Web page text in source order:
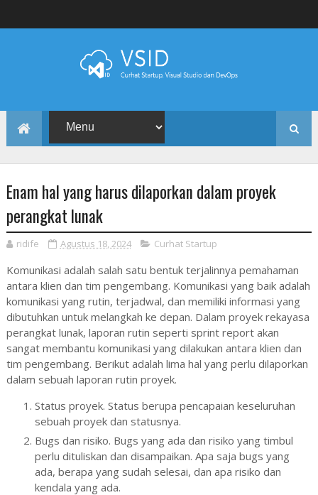
Enam hal yang harus dilaporkan dalam proyek
perangkat lunak
ridife Agustus 18, 2024 Curhat Startup
Komunikasi adalah salah satu bentuk terjalinnya pemahaman
antara klien dan tim pengembang. Komunikasi yang baik adalah
komunikasi yang rutin, terjadwal, dan memiliki informasi yang
dibutuhkan untuk melangkah ke depan. Dalam proyek rekayasa
perangkat lunak, laporan rutin seperti sprint report akan
sangat membantu komunikasi yang dilakukan antara klien dan
tim pengembang. Berikut adalah lima hal yang perlu dilaporkan
dalam sebuah laporan rutin proyek.
Status proyek. Status berupa pencapaian keseluruhan
sebuah proyek dan statusnya.
Bugs dan risiko. Bugs yang ada dan risiko yang timbul
perlu dituliskan dan disampaikan. Apa saja bugs yang
ada, berapa yang sudah selesai, dan apa risiko dan
kendala yang ada.